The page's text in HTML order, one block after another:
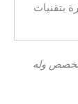
بتقنيات
وله